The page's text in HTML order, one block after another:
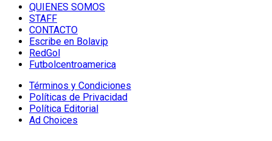
QUIENES SOMOS
STAFF
CONTACTO
Escribe en Bolavip
RedGol
Futbolcentroamerica
Términos y Condiciones
Políticas de Privacidad
Política Editorial
Ad Choices